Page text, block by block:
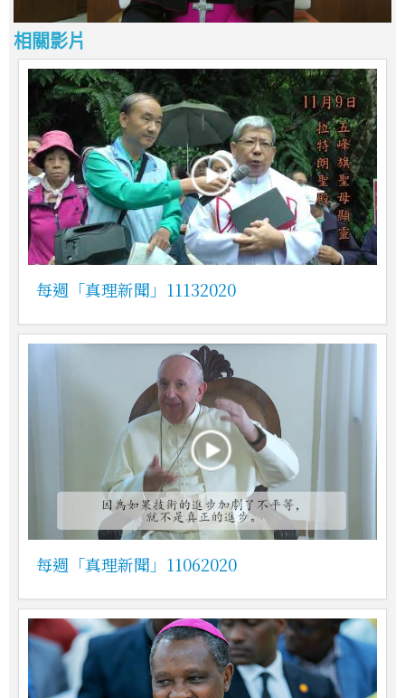
相關影片
每週「真理新聞」11132020
每週「真理新聞」11062020